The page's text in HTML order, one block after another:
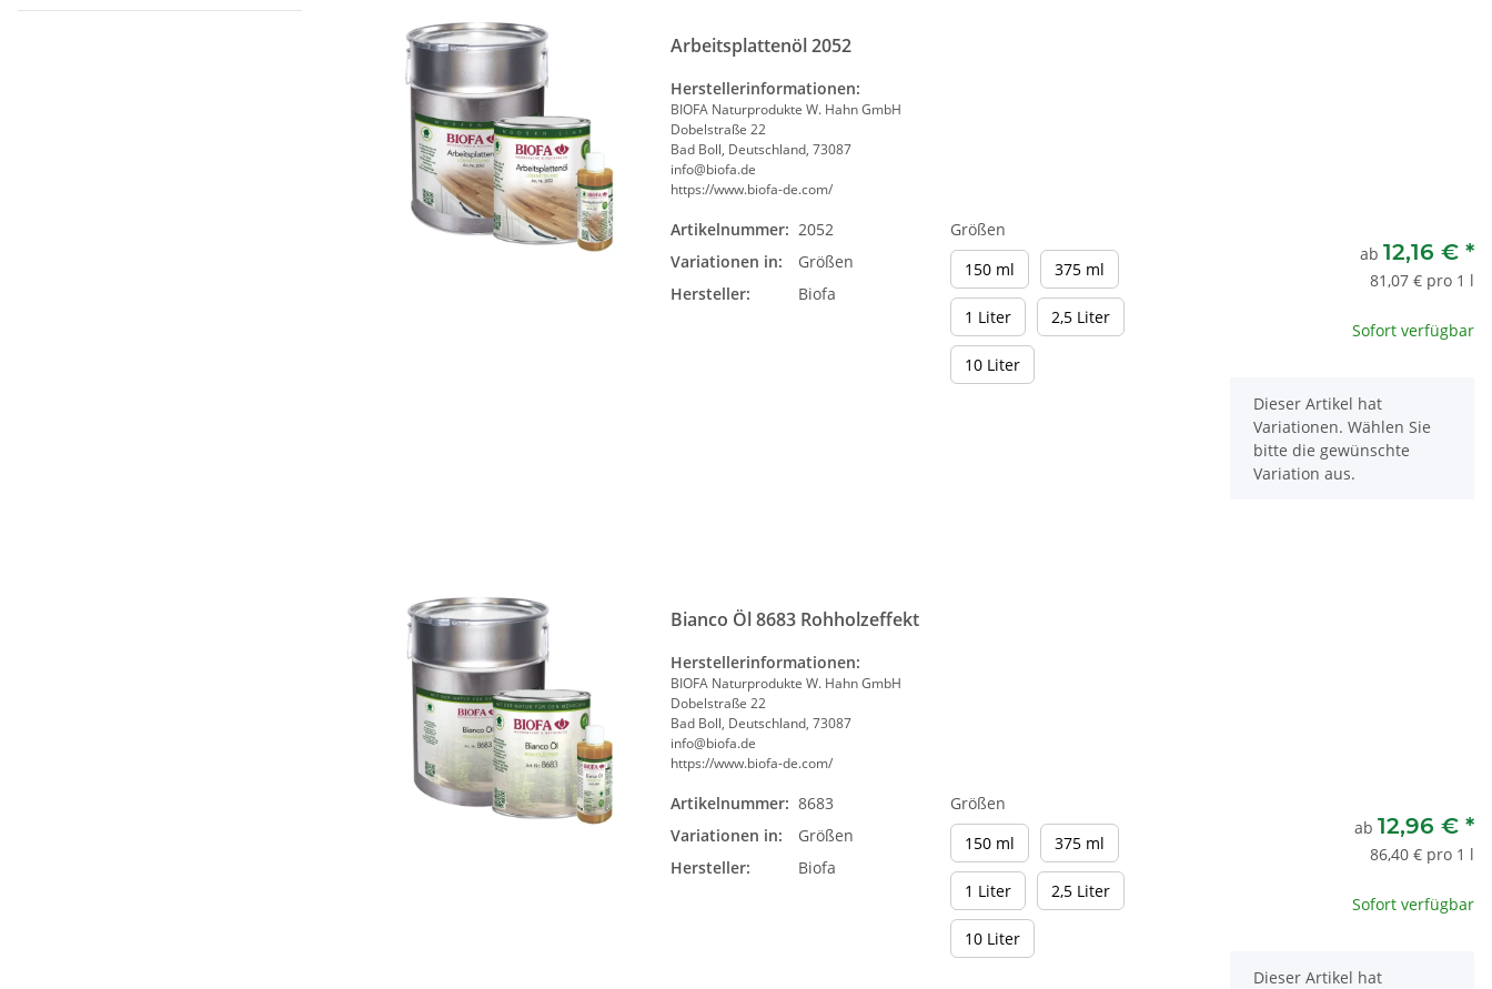
Arbeitsplattenöl 2052
Herstellerinformationen:
BIOFA Naturprodukte W. Hahn GmbH
Dobelstraße 22
Bad Boll, Deutschland, 73087
info@biofa.de
https://www.biofa-de.com/
Artikelnummer: 2052
Variationen in:
Größen
Hersteller:
Biofa
Größen
150 ml 150 ml375 ml
1 Liter1 Liter2,5 Liter2,5 Liter
10 Liter10 Liter
ab 12,16 € *
81,07 € pro 1 l
Sofort verfügbar
x
Dieser Artikel hat
Variationen. Wählen Sie
bitte die gewünschte
Variation aus.
Bianco Öl 8683 Rohholzeffekt
Herstellerinformationen:
BIOFA Naturprodukte W. Hahn GmbH
Dobelstraße 22
Bad Boll, Deutschland, 73087
info@biofa.de
https://www.biofa-de.com/
Artikelnummer: 8683
Variationen in:
Größen
Hersteller:
Biofa
Größen
150 ml 150 ml375 ml
1 Liter1 Liter2,5 Liter2,5 Liter
10 Liter10 Liter
ab 12,96 € *
86,40 € pro 1 l
Sofort verfügbar
x
Dieser Artikel hat